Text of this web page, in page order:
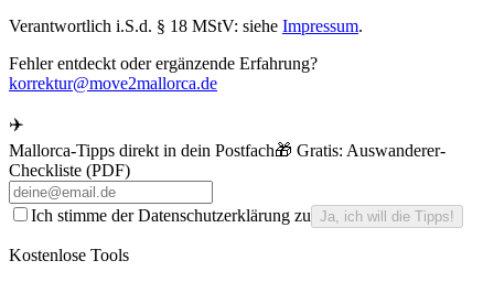
Verantwortlich i.S.d. § 18 MStV: siehe Impressum.
Fehler entdeckt oder ergänzende Erfahrung?
korrektur@move2mallorca.de
✈️
Mallorca-Tipps direkt in dein Postfach🎁 Gratis: Auswanderer-
Checkliste (PDF)
Ich stimme der Datenschutzerklärung zu Ja, ich will die Tipps!
Kostenlose Tools